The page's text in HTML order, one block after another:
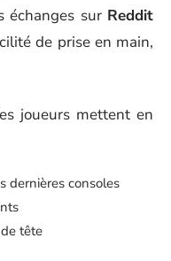
échanges sur Reddit
de prise en main,
joueurs mettent en
dernières consoles
tête